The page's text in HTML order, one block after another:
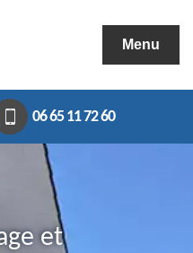
Menu
06 65 11 72 60
et